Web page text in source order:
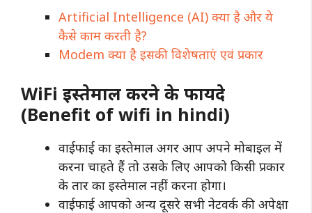
Artificial Intelligence (AI) क्या है और ये
कैसे काम करती है?
Modem क्या है इसकी विशेषताएं एवं प्रकार
WiFi इस्तेमाल करने के फायदे
(Benefit of wifi in hindi)
वाईफाई का इस्तेमाल अगर आप अपने मोबाइल में
करना चाहते हैं तो उसके लिए आपको किसी प्रकार
के तार का इस्तेमाल नहीं करना होगा।
वाईफाई आपको अन्य दूसरे सभी नेटवर्क की अपेक्षा